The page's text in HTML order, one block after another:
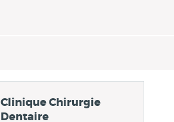
Clinique Chirurgie
Dentaire